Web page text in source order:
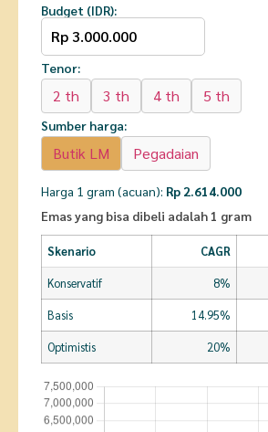
Budget (IDR):
Tenor:
2 th 3 th 4 th 5 th
Sumber harga:
Butik LM Pegadaian
Harga 1 gram (acuan): Rp 2.614.000
Emas yang bisa dibeli adalah 1 gram
Skenario CAGR
Konservatif 8%
Basis 14.95%
Optimistis 20%